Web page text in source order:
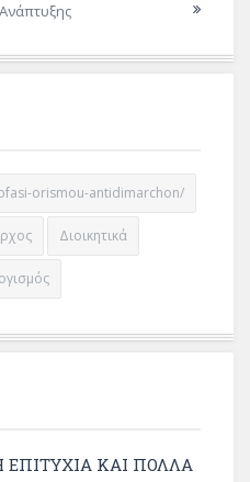
orismou-antidimarchon/
Διοικητικά
ΚΑΙ ΠΟΛΛΆ